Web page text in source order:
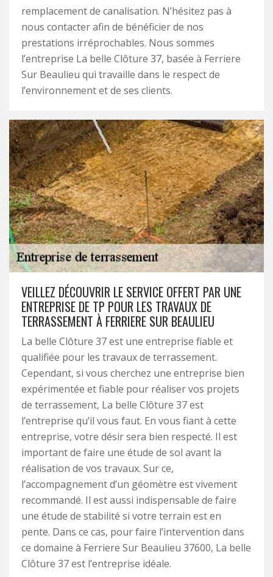
remplacement de canalisation. N’hésitez pas à
nous contacter afin de bénéficier de nos
prestations irréprochables. Nous sommes
l’entreprise La belle Clôture 37, basée à Ferriere
Sur Beaulieu qui travaille dans le respect de
l’environnement et de ses clients.
VEILLEZ DÉCOUVRIR LE SERVICE OFFERT PAR UNE
ENTREPRISE DE TP POUR LES TRAVAUX DE
TERRASSEMENT À FERRIERE SUR BEAULIEU
La belle Clôture 37 est une entreprise fiable et
qualifiée pour les travaux de terrassement.
Cependant, si vous cherchez une entreprise bien
expérimentée et fiable pour réaliser vos projets
de terrassement, La belle Clôture 37 est
l’entreprise qu’il vous faut. En vous fiant à cette
entreprise, votre désir sera bien respecté. Il est
important de faire une étude de sol avant la
réalisation de vos travaux. Sur ce,
l’accompagnement d’un géomètre est vivement
recommandé. Il est aussi indispensable de faire
une étude de stabilité si votre terrain est en
pente. Dans ce cas, pour faire l’intervention dans
ce domaine à Ferriere Sur Beaulieu 37600, La belle
Clôture 37 est l’entreprise idéale.